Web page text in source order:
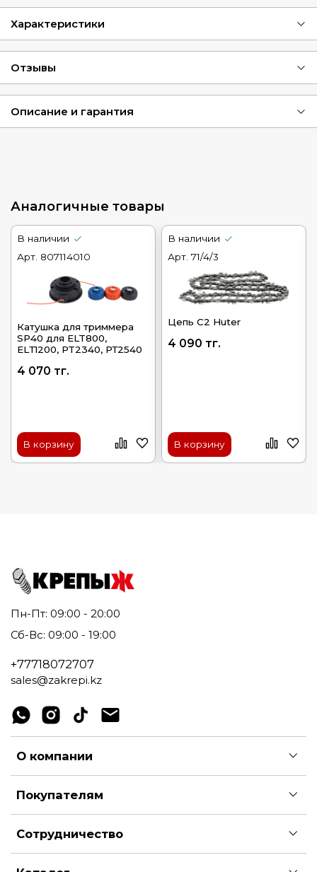
Характеристики
Отзывы
Описание и гарантия
Аналогичные товары
В наличии
Арт. 807114010
Катушка для триммера
SP40 для ELT800,
ELТ1200, PT2340, РТ2540
4 070 тг.
В корзину
В наличии
Арт. 71/4/3
Цепь С2 Huter
4 090 тг.
В корзину
Пн-Пт: 09:00 - 20:00
Сб-Вс: 09:00 - 19:00
+77718072707
sales@zakrepi.kz
О компании
Покупателям
Сотрудничество